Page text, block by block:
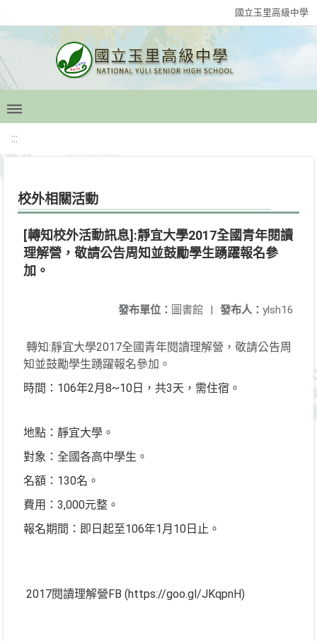
國立玉里高級中學
:::
校外相關活動
[轉知校外活動訊息]:靜宜大學2017全國青年閱讀
理解營，敬請公告周知並鼓勵學生踴躍報名參
加。
發布人： ylsh16
發布單位： 圖書館 |
轉知:靜宜大學2017全國青年閱讀理解營，敬請公告周
知並鼓勵學生踴躍報名參加。
時間：106年2月8~10日，共3天，需住宿。
地點：靜宜大學。
對象：全國各高中學生。
名額：130名。
費用：3,000元整。
報名期間：即日起至106年1月10日止。
2017閱讀理解營FB (https://goo.gl/JKqpnH)